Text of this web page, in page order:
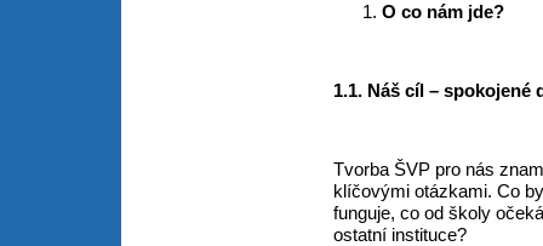
O co nám jde?
1.1. Náš cíl – spokojené
Tvorba ŠVP pro nás
klíčovými otázkami. Co
funguje, co od školy
ostatní instituce?